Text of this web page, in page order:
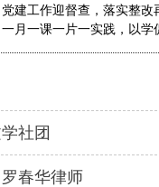
建工作迎督查，落实整改
月一课一片一实践，以学
社团
春华律师